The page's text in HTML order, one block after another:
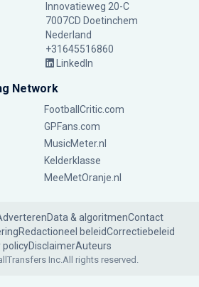
Innovatieweg 20-C
7007CD Doetinchem
Nederland
+31645516860
LinkedIn
Network
FootballCritic.com
GPFans.com
MusicMeter.nl
Kelderklasse
MeeMetOranje.nl
Data & algoritmenContact
Redactioneel beleidCorrectiebeleid
policyDisclaimerAuteurs
Inc.All rights reserved.